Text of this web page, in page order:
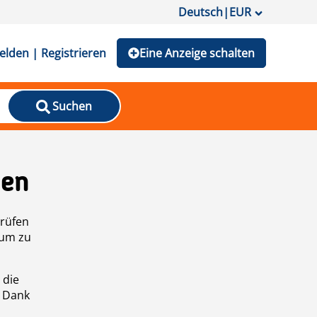
Deutsch|EUR
| Registrieren Eine Anzeige schalten
Suchen
zu
die